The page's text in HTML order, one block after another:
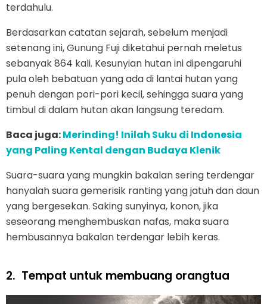
terdahulu.
Berdasarkan catatan sejarah, sebelum menjadi
setenang ini, Gunung Fuji diketahui pernah meletus
sebanyak 864 kali. Kesunyian hutan ini dipengaruhi
pula oleh bebatuan yang ada di lantai hutan yang
penuh dengan pori-pori kecil, sehingga suara yang
timbul di dalam hutan akan langsung teredam.
Baca juga:Merinding! Inilah Suku di Indonesia
yang Paling Kental dengan Budaya Klenik
Suara-suara yang mungkin bakalan sering terdengar
hanyalah suara gemerisik ranting yang jatuh dan daun
yang bergesekan. Saking sunyinya, konon, jika
seseorang menghembuskan nafas, maka suara
hembusannya bakalan terdengar lebih keras.
2. Tempat untuk membuang orangtua